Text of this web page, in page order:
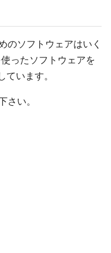
のソフトウェアはいく
ったソフトウェアを
ています。
さい。